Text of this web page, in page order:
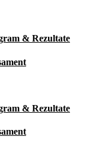
& Rezultate
& Rezultate